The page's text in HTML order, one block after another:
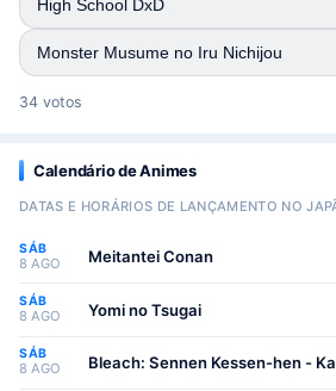
High School DxD
Monster Musume no Iru Nichijou
34 votos
Calendário de Animes
DATAS E HORÁRIOS DE LANÇAMENTO NO
SÁB
8 AGO Meitantei Conan
SÁB
8 AGO Yomi no Tsugai
SÁB
8 AGO Bleach: Sennen Kessen-hen -